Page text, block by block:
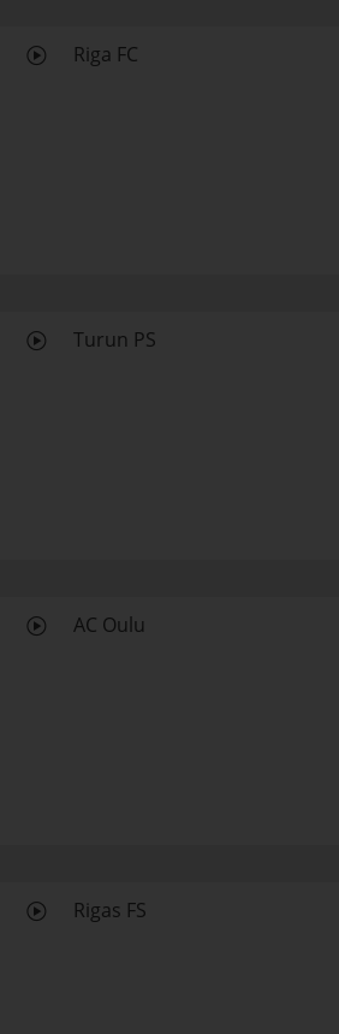
Riga FC
Turun PS
AC Oulu
Rigas FS